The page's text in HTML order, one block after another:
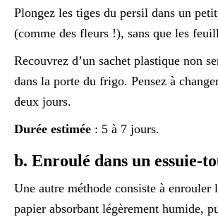
Plongez les tiges du persil dans un
(comme des fleurs !), sans que les
Recouvrez d’un sachet plastique non
dans la porte du frigo. Pensez à
deux jours.
Durée estimée : 5 à 7 jours.
b. Enroulé dans un essuie-
Une autre méthode consiste à enrouler
papier absorbant légèrement humide,